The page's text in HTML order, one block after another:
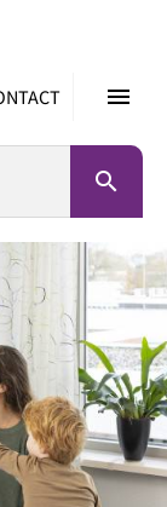
menu
search